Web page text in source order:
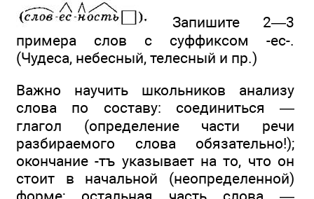
Запишите 2—3
примера слов с суффиксом -ес-.
(Чудеса, небесный, телесный и пр.)
Важно научить школьников анализу
слова по составу: соединиться —
глагол (определение части речи
разбираемого слова обязательно!);
окончание -тъ указывает на то, что он
стоит в начальной (неопределенной)